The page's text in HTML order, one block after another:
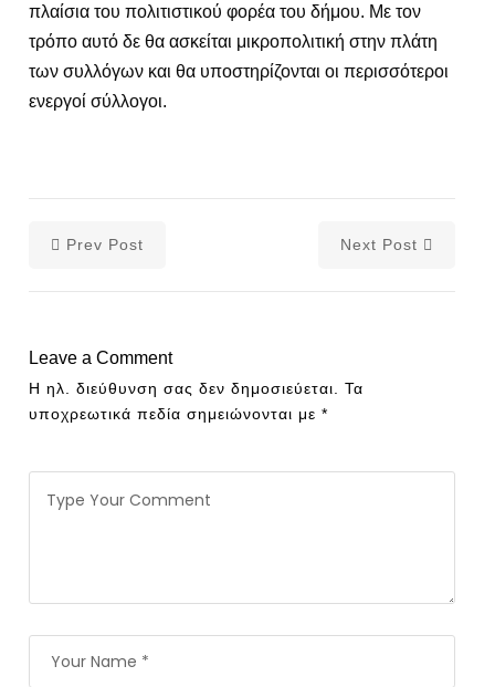
πλαίσια του πολιτιστικού φορέα του δήμου. Με τον
τρόπο αυτό δε θα ασκείται μικροπολιτική στην πλάτη
των συλλόγων και θα υποστηρίζονται οι περισσότεροι
ενεργοί σύλλογοι.
Prev Post Next Post
Leave a Comment
Η ηλ. διεύθυνση σας δεν δημοσιεύεται.
Τα
υποχρεωτικά πεδία σημειώνονται με*